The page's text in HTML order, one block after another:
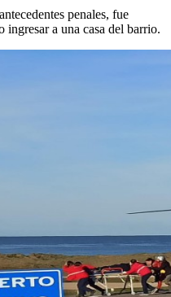
penales, fue
a una casa del barrio.